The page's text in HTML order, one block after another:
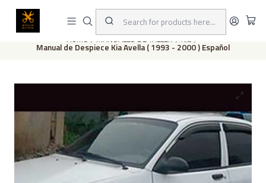
This is the slide text
Home MANUALES DE TALLER Kia
Manual de Despiece Kia Avella ( 1993 - 2000 ) Español